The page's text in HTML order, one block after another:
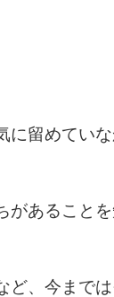
に留めてい
があること
ど、今まで